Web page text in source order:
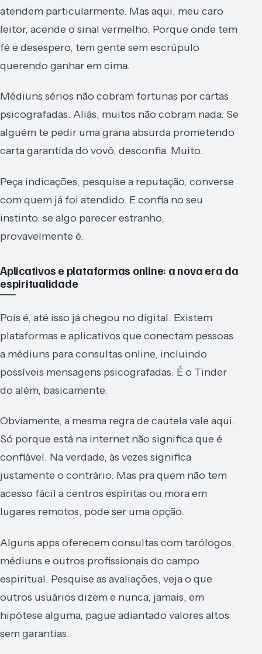
atendem particularmente. Mas aqui, meu caro
leitor, acende o sinal vermelho. Porque onde tem
fé e desespero, tem gente sem escrúpulo
querendo ganhar em cima.
Médiuns sérios não cobram fortunas por cartas
psicografadas. Aliás, muitos não cobram nada. Se
alguém te pedir uma grana absurda prometendo
carta garantida do vovô, desconfia. Muito.
Peça indicações, pesquise a reputação, converse
com quem já foi atendido. E confia no seu
instinto: se algo parecer estranho,
provavelmente é.
Aplicativos e plataformas online: a nova era da
espiritualidade
Pois é, até isso já chegou no digital. Existem
plataformas e aplicativos que conectam pessoas
a médiuns para consultas online, incluindo
possíveis mensagens psicografadas. É o Tinder
do além, basicamente.
Obviamente, a mesma regra de cautela vale aqui.
Só porque está na internet não significa que é
confiável. Na verdade, às vezes significa
justamente o contrário. Mas pra quem não tem
acesso fácil a centros espíritas ou mora em
lugares remotos, pode ser uma opção.
Alguns apps oferecem consultas com tarólogos,
médiuns e outros profissionais do campo
espiritual. Pesquise as avaliações, veja o que
outros usuários dizem e nunca, jamais, em
hipótese alguma, pague adiantado valores altos
sem garantias.